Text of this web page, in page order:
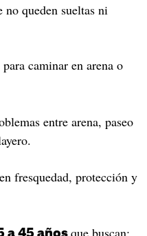
queden sueltas ni
caminar en arena o
entre arena, paseo
fresquedad, protección y
a 45 años que buscan: